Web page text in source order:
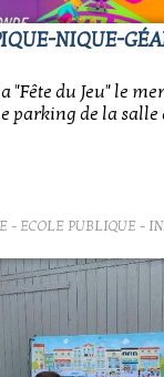
NIQUE-
"Fête du Jeu" le
parking de la salle
- ECOLE PUBLIQUE -